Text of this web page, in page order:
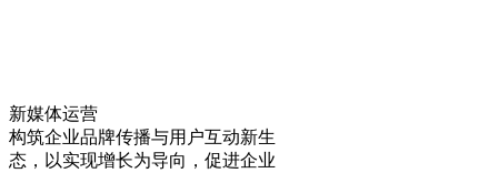
新媒体运营
构筑企业品牌传播与用户互动新生
态，以实现增长为导向，促进企业